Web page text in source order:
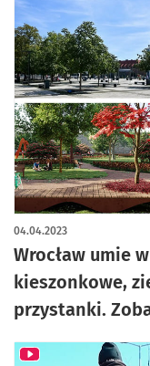
Wrocław umie
kieszonkowe,
przystanki.
04.04.2023